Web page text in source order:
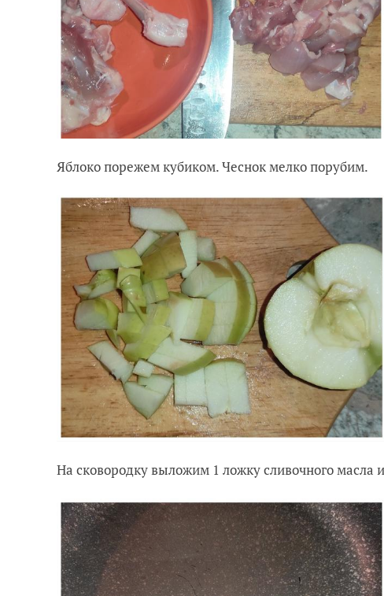
Яблоко порежем кубиком. Чеснок мелко порубим.
На сковородку выложим 1 ложку сливочного масла